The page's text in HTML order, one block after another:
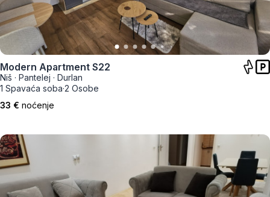
Modern Apartment S22
Niš · Pantelej · Durlan
1 Spavaća soba·2 Osobe
33 € noćenje